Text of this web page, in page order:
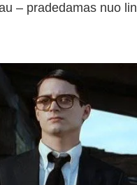
– pradedamas nuo